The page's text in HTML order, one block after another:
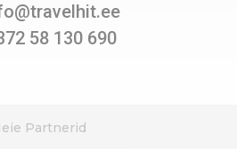
58 130 690
Partnerid